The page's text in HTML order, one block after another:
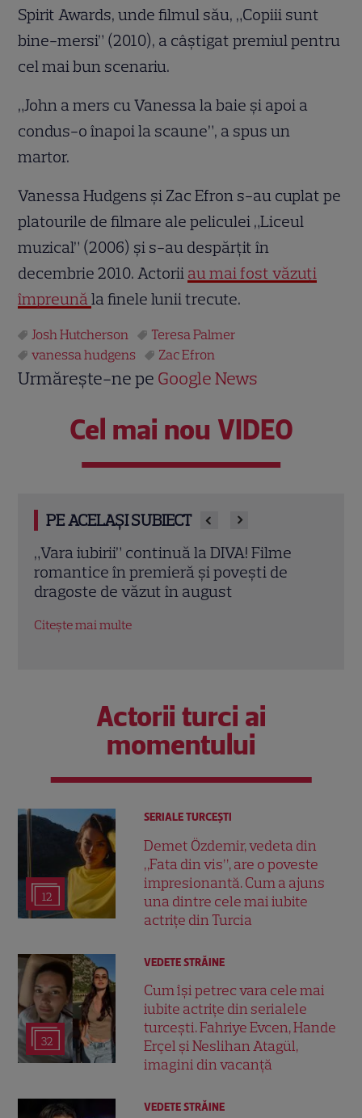
Spirit Awards, unde filmul său, „Copiii sunt
bine-mersi” (2010), a câştigat premiul pentru
cel mai bun scenariu.
„John a mers cu Vanessa la baie şi apoi a
condus-o înapoi la scaune”, a spus un
martor.
Vanessa Hudgens şi Zac Efron s-au cuplat pe
platourile de filmare ale peliculei „Liceul
muzical” (2006) şi s-au despărţit în
decembrie 2010. Actorii au mai fost văzuţi
împreunăla finele lunii trecute.
Josh Hutcherson
Teresa Palmer
vanessa hudgens
Zac Efron
Urmărește-ne pe Google News
Cel mai nou VIDEO
PE ACELAȘI SUBIECT
Eva Pavel a început filmările pentru noul
sezon „Apel la consilier”. Ce pregătește
la Kanal D
Citește mai multe
Actorii turci ai
momentului
12
SERIALE TURCEŞTI
Demet Özdemir, vedeta din
„Fata din vis”, are o poveste
impresionantă. Cum a ajuns
una dintre cele mai iubite
actrițe din Turcia
32
VEDETE STRĂINE
Cum își petrec vara cele mai
iubite actrițe din serialele
turcești. Fahriye Evcen, Hande
Erçel și Neslihan Atagül,
imagini din vacanță
VEDETE STRĂINE